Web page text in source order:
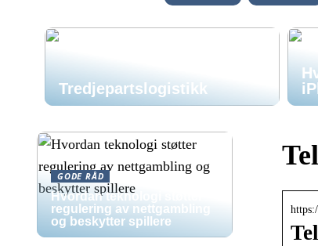
Tredjepartslogistikk
GODE RÅD
Hvordan teknologi støtter
regulering av nettgambling
og beskytter spillere